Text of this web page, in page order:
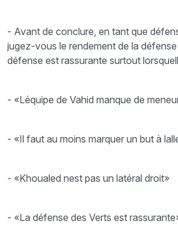
- Avant de conclure, en tant que
jugez-vous le rendement de la défense
défense est rassurante surtout
- «Léquipe de Vahid manque de
- «Il faut au moins marquer un but à
- «Khoualed nest pas un latéral droit»
- «La défense des Verts est